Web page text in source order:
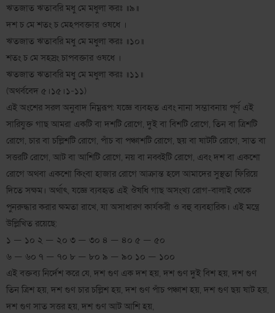
ঋতজাত ঋতাবরি মধু মে মধুলা করঃ ॥৯॥
দশ চ মে শতং চ মেঽপবক্তার ওষধে ।
ঋতজাত ঋতাবরি মধু মে মধুলা করঃ ॥১০॥
শতং চ মে সহস্রং চাপবক্তার ওষধে ।
ঋতজাত ঋতাবরি মধু মে মধুলা করঃ ॥১১॥
(অথর্ববেদ ৫।১৫।১-১১)
এই অংশের সরল অনুবাদ নিম্নরূপ: যজ্ঞে ব্যবহৃত এবং নানা সম্ভাবনায় পূর্ণ এই
সারিযুক্ত গাছ আমরা একটি বা দশটি রোগে, দুই বা বিশটি রোগে, তিন বা ত্রিশটি
রোগে, চার বা চল্লিশটি রোগে, পাঁচ বা পঞ্চাশটি রোগে, ছয় বা ষাটটি রোগে, সাত বা
সত্তরটি রোগে, আট বা আশিটি রোগে, নয় বা নব্বইটি রোগে, এবং দশ বা একশো
রোগে অথবা একশো কিংবা হাজার রোগে আক্রান্ত হলে আমাদের সুস্থতা ফিরিয়ে
দিতে সক্ষম। অর্থাৎ, যজ্ঞে ব্যবহৃত এই ঔষধি গাছ অসংখ্য রোগ-বালাই থেকে
পুনরুদ্ধার করার ক্ষমতা রাখে, যা অসাধারণ কার্যকরী ও বহু ব্যবহারিক। এই মন্ত্রে
উল্লিখিত রয়েছে:
১ — ১০ ২ — ২০ ৩ — ৩০ ৪ — ৪০ ৫ — ৫০
৬ — ৬০ ৭ — ৭০ ৮ — ৮০ ৯ — ৯০ ১০ — ১০০
এই বক্তব্য নির্দেশ করে যে, দশ গুণ এক দশ হয়, দশ গুণ দুই বিশ হয়, দশ গুণ
তিন ত্রিশ হয়, দশ গুণ চার চল্লিশ হয়, দশ গুণ পাঁচ পঞ্চাশ হয়, দশ গুণ ছয় ষাট হয়,
দশ গুণ সাত সত্তর হয়, দশ গুণ আট আশি হয়,